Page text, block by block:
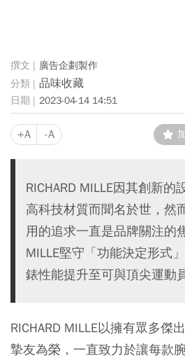
廣告企劃製作
品味收藏
2023-04-14 14:51
+A -A
RICHARD MILLE因其創新
高科技材質而聞名於世，然
用的追求一直是品牌關注的
MILLE堅守「功能決定形式
錶性能提升至可與頂尖運動
RICHARD MILLE以擁有眾多傑
摯友為榮，一直致力於讓每款